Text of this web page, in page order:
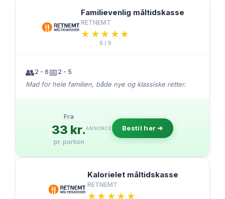
Familievenlig måltidskasse
RETNEMT
★★★★★
★★★★★
5 / 5
👥2 - 6 📅 2 - 5
Mad for hele familien, både nye og klassiske retter.
Fra
33 kr.
pr. portion
ANNONCE Bestil her ➔
Kalorielet måltidskasse
RETNEMT
★★★★★
★★★★★